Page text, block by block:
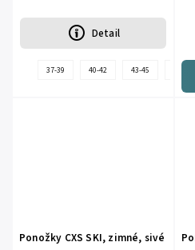
Detail
37-39 40-42 43-45
Ponožky CXS SKI, zimné, sivé